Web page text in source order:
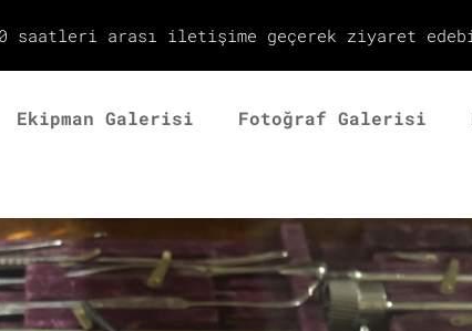
saatleri arası iletişime geçerek ziyaret
Ekipman Galerisi Fotoğraf Galerisi